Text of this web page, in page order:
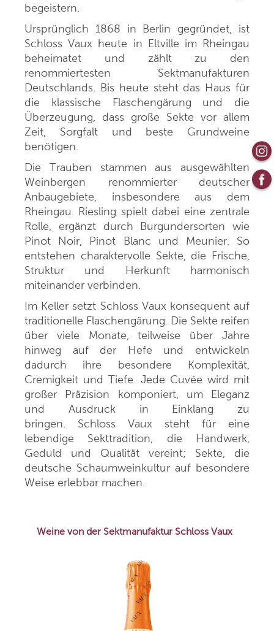
begeistern.
Ursprünglich 1868 in Berlin gegründet, ist
Schloss Vaux heute in Eltville im Rheingau
beheimatet und zählt zu den
renommiertesten Sektmanufakturen
Deutschlands. Bis heute steht das Haus für
die klassische Flaschengärung und die
Überzeugung, dass große Sekte vor allem
Zeit, Sorgfalt und beste Grundweine
benötigen.
Die Trauben stammen aus ausgewählten
Weinbergen renommierter deutscher
Anbaugebiete, insbesondere aus dem
Rheingau. Riesling spielt dabei eine zentrale
Rolle, ergänzt durch Burgundersorten wie
Pinot Noir, Pinot Blanc und Meunier. So
entstehen charaktervolle Sekte, die Frische,
Struktur und Herkunft harmonisch
miteinander verbinden.
Im Keller setzt Schloss Vaux konsequent auf
traditionelle Flaschengärung. Die Sekte reifen
über viele Monate, teilweise über Jahre
hinweg auf der Hefe und entwickeln
dadurch ihre besondere Komplexität,
Cremigkeit und Tiefe. Jede Cuvée wird mit
großer Präzision komponiert, um Eleganz
und Ausdruck in Einklang zu
bringen. Schloss Vaux steht für eine
lebendige Sekttradition, die Handwerk,
Geduld und Qualität vereint; Sekte, die
deutsche Schaumweinkultur auf besondere
Weise erlebbar machen.
Weine von der Sektmanufaktur Schloss Vaux